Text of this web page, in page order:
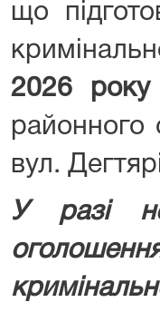
що
2026
вул.
У разі